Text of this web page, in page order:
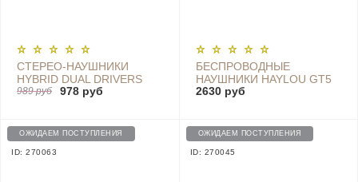
СТЕРЕО-НАУШНИКИ
HYBRID DUAL DRIVERS
EARPHONES, QTER01JY,
989 руб 978 руб
БЕСПРОВОДНЫЕ
НАУШНИКИ HAYLOU GT5
TRUE WIRELESS
2630 руб
ОЖИДАЕМ ПОСТУПЛЕНИЯ
ID: 270063
ОЖИДАЕМ ПОСТУПЛЕНИЯ
ID: 270045